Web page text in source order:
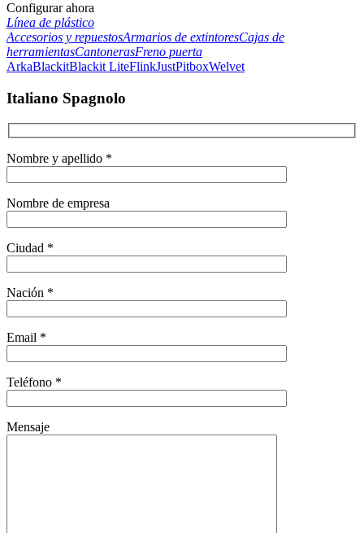
Configurar ahora
Línea de plástico
Accesorios y repuestosArmarios de extintoresCajas de
herramientasCantonerasFreno puerta
ArkaBlackitBlackit LiteFlinkJustPitboxWelvet
Italiano Spagnolo
Nombre y apellido *
Nombre de empresa
Ciudad *
Nación *
Email *
Teléfono *
Mensaje